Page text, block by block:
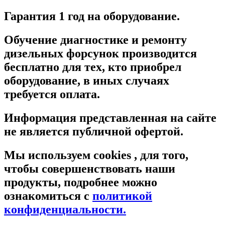
Гарантия 1 год на оборудование.
Обучение диагностике и ремонту
дизельных форсунок производится
бесплатно для тех, кто приобрел
оборудование, в иных случаях
требуется оплата.
Информация представленная на сайте
не является публичной офертой.
Мы используем cookies , для того,
чтобы совершенствовать наши
продукты, подробнее можно
ознакомиться c политикой
конфиденциальности.